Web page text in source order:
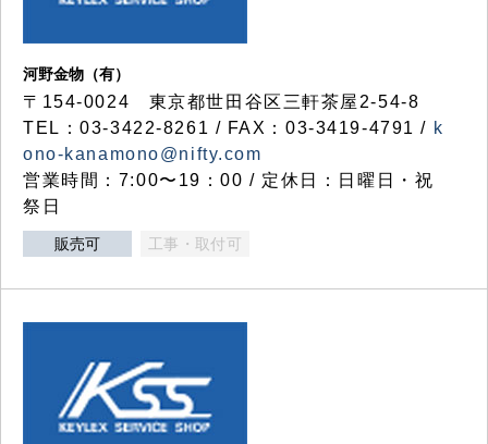
河野金物（有）
〒154-0024 東京都世田谷区三軒茶屋2-54-8
TEL：03-3422-8261 / FAX：03-3419-4791 / k
ono-kanamono@nifty.com
営業時間：7:00〜19：00 / 定休日：日曜日・祝
祭日
販売可 工事・取付可